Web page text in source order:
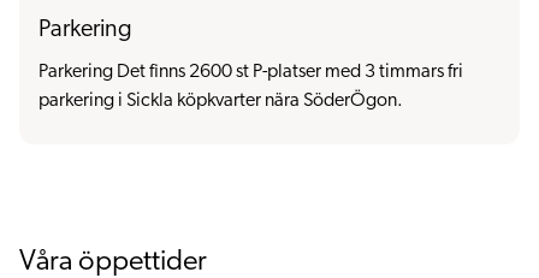
Parkering
Parkering Det finns 2600 st P-platser med 3 timmars fri
parkering i Sickla köpkvarter nära SöderÖgon.
Våra öppettider